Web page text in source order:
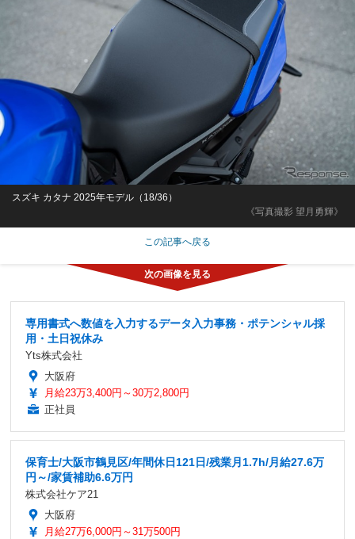
《写真撮影 望月勇輝》
スズキ カタナ 2025年モデル（18/36）
この記事へ戻る
専用書式へ数値を入力するデータ入力事務・ポテンシャル採
用・土日祝休み
Yts株式会社
大阪府
月給23万3,400円～30万2,800円
正社員
保育士/大阪市鶴見区/年間休日121日/残業月1.7h/月給27.6万
円～/家賃補助6.6万円
株式会社ケア21
大阪府
月給27万6,000円～31万500円